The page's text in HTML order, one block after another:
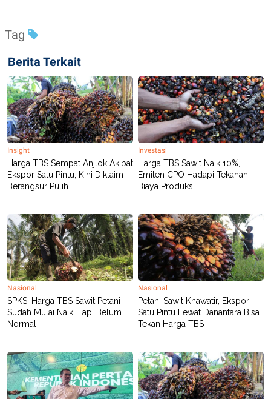
Tag
Berita Terkait
Insight
Harga TBS Sempat Anjlok Akibat
Ekspor Satu Pintu, Kini Diklaim
Berangsur Pulih
Investasi
Harga TBS Sawit Naik 10%,
Emiten CPO Hadapi Tekanan
Biaya Produksi
Nasional
SPKS: Harga TBS Sawit Petani
Sudah Mulai Naik, Tapi Belum
Normal
Nasional
Petani Sawit Khawatir, Ekspor
Satu Pintu Lewat Danantara Bisa
Tekan Harga TBS